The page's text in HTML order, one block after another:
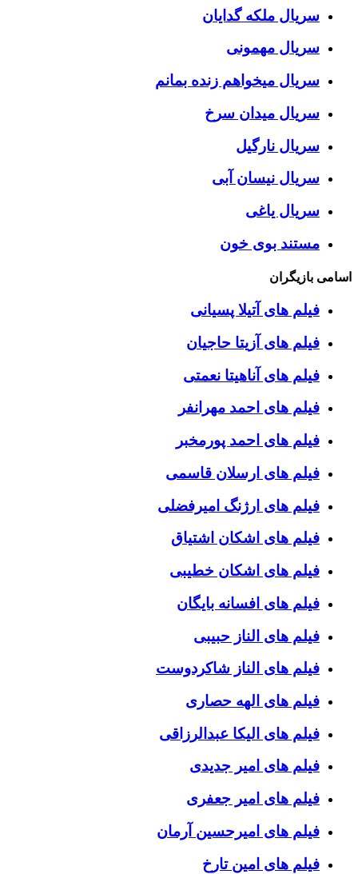
سریال ملکه گدایان
سریال مهمونی
سریال میخواهم زنده بمانم
سریال میدان سرخ
سریال نارگیل
سریال نیسان آبی
سریال یاغی
مستند بوی خون
بازیگران
فیلم های آتیلا پسیانی
فیلم های آزیتا حاجیان
فیلم های آناهیتا نعمتی
فیلم های احمد مهرانفر
فیلم های احمد پورمخبر
فیلم های ارسلان قاسمی
فیلم های ارژنگ امیرفضلی
فیلم های اشکان اشتیاق
فیلم های اشکان خطیبی
فیلم های افسانه بایگان
فیلم های الناز حبیبی
فیلم های الناز شاکردوست
فیلم های الهه حصاری
فیلم های الیکا عبدالرزاقی
فیلم های امیر جدیدی
فیلم های امیر جعفری
فیلم های امیرحسین آرمان
فیلم های امین تارخ